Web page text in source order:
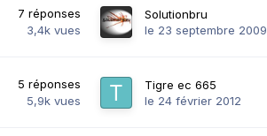
7 réponses
3,4k vues
Solutionbru
le 23 septembre 2009
5 réponses
5,9k vues
Tigre ec 665
le 24 février 2012